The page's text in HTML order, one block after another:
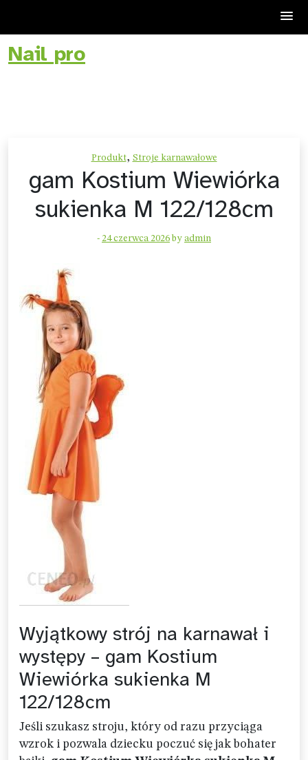
Skip
toNail pro
Produkt, Stroje karnawałowe
gam Kostium Wiewiórka
sukienka M 122/128cm
- 24 czerwca 2026 by admin
Wyjątkowy strój na karnawał i
występy – gam Kostium
Wiewiórka sukienka M
122/128cm
Jeśli szukasz stroju, który od razu przyciąga
wzrok i pozwala dziecku poczuć się jak bohater